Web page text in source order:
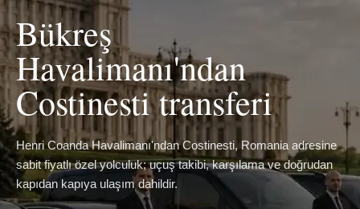
Bükreş
Havalimanı'ndan
Costinesti transferi
Henri Coanda Havalimanı'ndan Costinesti, Romania adresine
sabit fiyatlı özel yolculuk; uçuş takibi, karşılama ve doğrudan
kapıdan kapıya ulaşım dahildir.